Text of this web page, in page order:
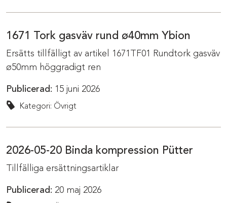
1671 Tork gasväv rund ø40mm Ybion
Ersätts tillfälligt av artikel 1671TF01 Rundtork gasväv
ø50mm höggradigt ren
Publicerad: 15 juni 2026
Kategori: Övrigt
2026-05-20 Binda kompression Pütter
Tillfälliga ersättningsartiklar
Publicerad: 20 maj 2026